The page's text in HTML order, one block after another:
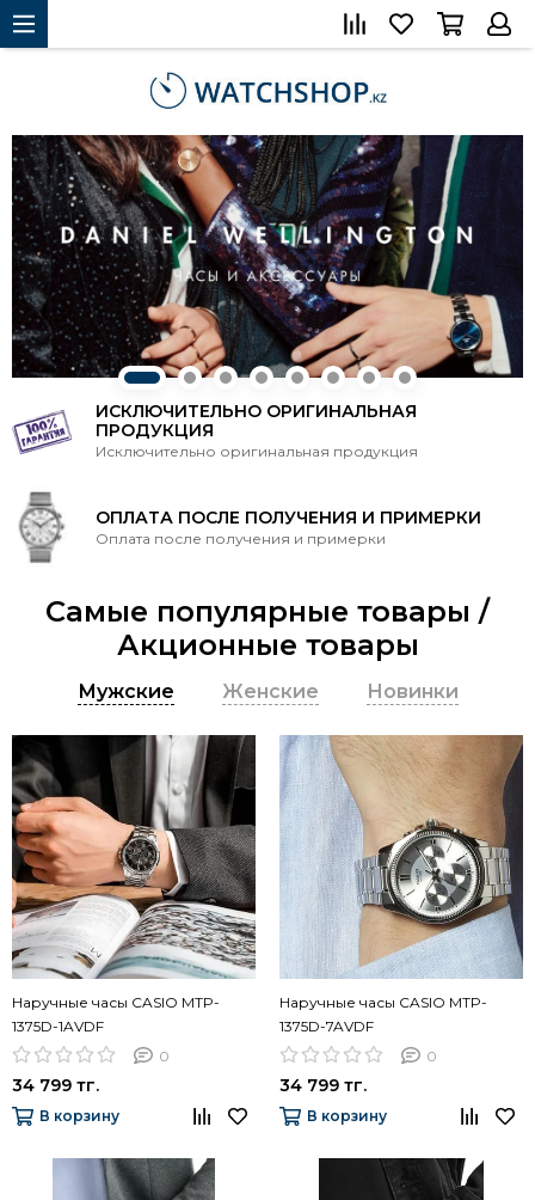
ИСКЛЮЧИТЕЛЬНО ОРИГИНАЛЬНАЯ
ПРОДУКЦИЯ
Исключительно оригинальная продукция
ОПЛАТА ПОСЛЕ ПОЛУЧЕНИЯ И ПРИМЕРКИ
Оплата после получения и примерки
Самые популярные товары /
Акционные товары
Мужские Женские Новинки
Наручные часы CASIO MTP-
1375D-1AVDF
0
34 799 тг.
В корзину
Наручные часы CASIO MTP-
1375D-7AVDF
0
34 799 тг.
В корзину